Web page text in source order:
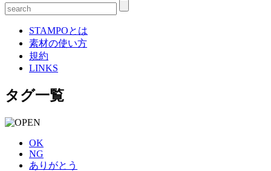
STAMPOとは
素材の使い方
規約
LINKS
タグ一覧
OK
NG
ありがとう